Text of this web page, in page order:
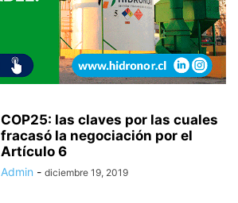
COP25: las claves por las cuales
fracasó la negociación por el
Artículo 6
Admin - diciembre 19, 2019